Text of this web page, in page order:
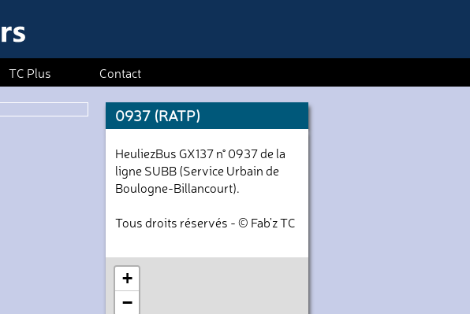
TC Plus Contact
0937 (RATP)
HeuliezBus GX137 n° 0937 de la
ligne SUBB (Service Urbain de
Boulogne-Billancourt).
Tous droits réservés - © Fab'z TC
+
−